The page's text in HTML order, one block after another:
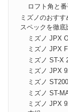
ロフト角と
ミズノのおす
スペックを徹底
ミズノ JPX
ミズノ JPX
ミズノ ST-X
ミズノ JPX
ミズノ
ミズノ ST-
ミズノ JPX